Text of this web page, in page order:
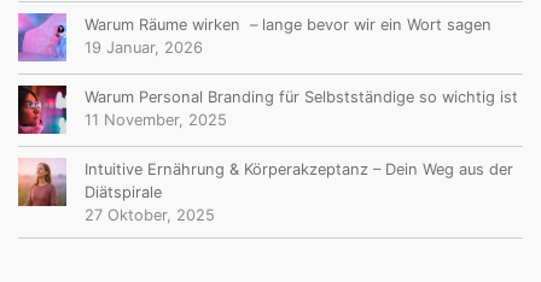
Warum Räume wirken – lange bevor wir ein Wort sagen
19 Januar, 2026
Warum Personal Branding für Selbstständige so wichtig ist
11 November, 2025
Intuitive Ernährung & Körperakzeptanz – Dein Weg aus der
Diätspirale
27 Oktober, 2025